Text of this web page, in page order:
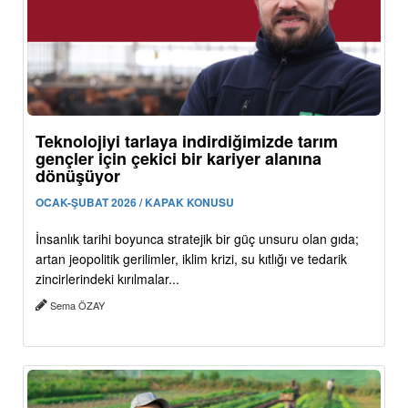
Teknolojiyi tarlaya indirdiğimizde tarım
gençler için çekici bir kariyer alanına
dönüşüyor
OCAK-ŞUBAT 2026 / KAPAK KONUSU
İnsanlık tarihi boyunca stratejik bir güç unsuru olan gıda;
artan jeopolitik gerilimler, iklim krizi, su kıtlığı ve tedarik
zincirlerindeki kırılmalar...
Sema ÖZAY